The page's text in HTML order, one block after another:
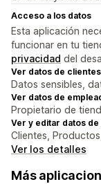
Acceso a los datos
Esta aplicación
funcionar en tu
privacidad del
Ver datos de
Datos sensibles,
Ver datos de
Propietario de
Ver y editar datos de
Clientes,
Ver los detalles
Más